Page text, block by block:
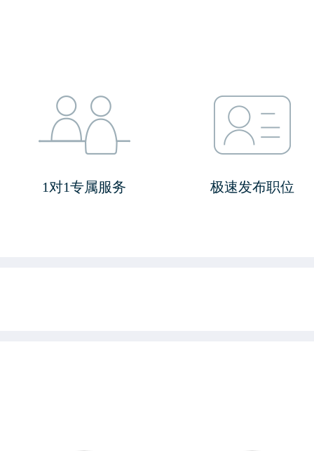
1对1专属服务 极速发布职位